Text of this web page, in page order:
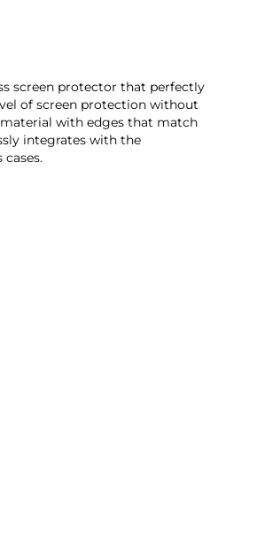
screen protector that perfectly
of screen protection without
with edges that match
integrates with the